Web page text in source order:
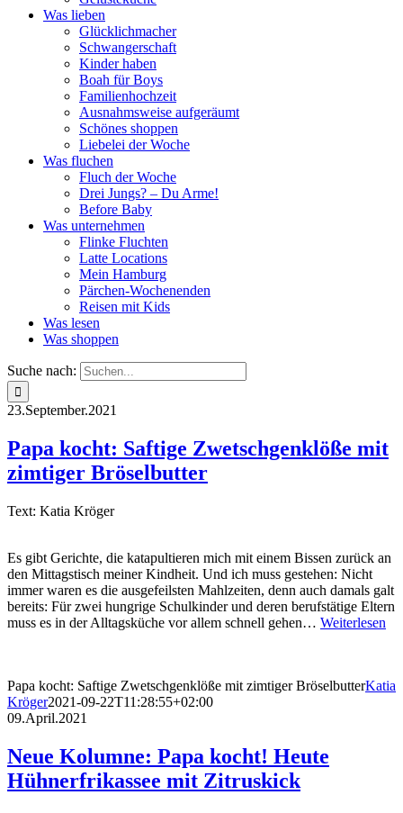
Was lieben
Glücklichmacher
Schwangerschaft
Kinder haben
Boah für Boys
Familienhochzeit
Ausnahmsweise aufgeräumt
Schönes shoppen
Liebelei der Woche
Was fluchen
Fluch der Woche
Drei Jungs? – Du Arme!
Before Baby
Was unternehmen
Flinke Fluchten
Latte Locations
Mein Hamburg
Pärchen-Wochenenden
Reisen mit Kids
Was lesen
Was shoppen
Suche nach:
23.September.2021
Papa kocht: Saftige Zwetschgenklöße mit
zimtiger Bröselbutter
Text: Katia Kröger
Es gibt Gerichte, die katapultieren mich mit einem Bissen zurück an
den Mittagstisch meiner Kindheit. Und ich muss gestehen: Nicht
immer waren es die ausgefeilsten Mahlzeiten, denn auch damals galt
bereits: Für zwei hungrige Schulkinder und deren berufstätige Eltern
muss es in der Alltagsküche vor allem schnell gehen… Weiterlesen
Papa kocht: Saftige Zwetschgenklöße mit zimtiger BröselbutterKatia
Kröger2021-09-22T11:28:55+02:00
09.April.2021
Neue Kolumne: Papa kocht! Heute
Hühnerfrikassee mit Zitruskick